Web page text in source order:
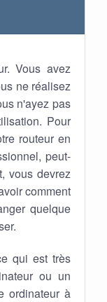
Vous avez
ne réalisez
n'ayez pas
Pour
routeur en
peut-
vous devrez
comment
quelque
qui est très
ou un
ordinateur à